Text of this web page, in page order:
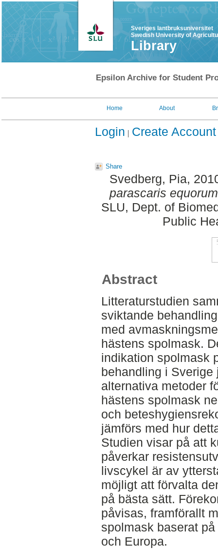
Sveriges lantbruksuniversitet
Swedish University of
Library
Epsilon Archive for Student
Home About
Login Create Account
Share
Svedberg, Pia,
parascaris
SLU, Dept. of
Public
Abstract
Litteraturstudien
sviktande
med
hästens spolmask.
indikation spolmask
behandling i
alternativa metoder
hästens spolmask
och
jämförs med hur
Studien visar på att
påverkar
livscykel är av
möjligt att förvalta
på bästa sätt.
påvisas, framförallt
spolmask baserat
och Europa.